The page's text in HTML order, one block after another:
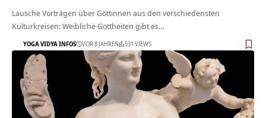
Lausche Vorträgen über Göttinnen aus den verschiedensten
Kulturkreisen: Weibliche Gottheiten gibt es…
YOGA VIDYA INFOS VOR 8 JAHREN 531 VIEWS